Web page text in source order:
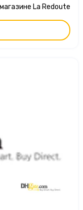
Скидка 12% по промокоду в интернет-магазине La Redoute